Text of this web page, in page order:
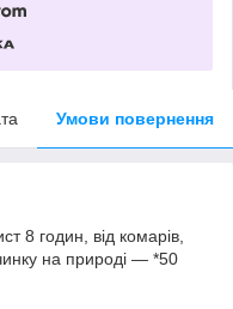
Умови повернення
8 годин, від комарів,
на природі — *50